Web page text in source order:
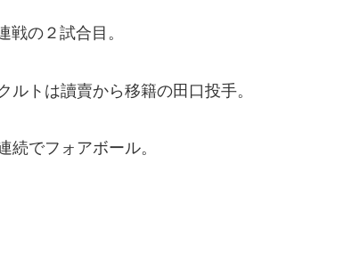
の２試合目。
ルトは讀賣から移籍の田口投手。
続でフォアボール。